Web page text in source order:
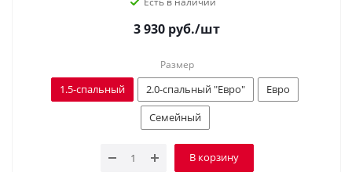
3 930 руб./шт
Размер
1.5-спальный 2.0-спальный "Евро"
Евро
Семейный
В корзину